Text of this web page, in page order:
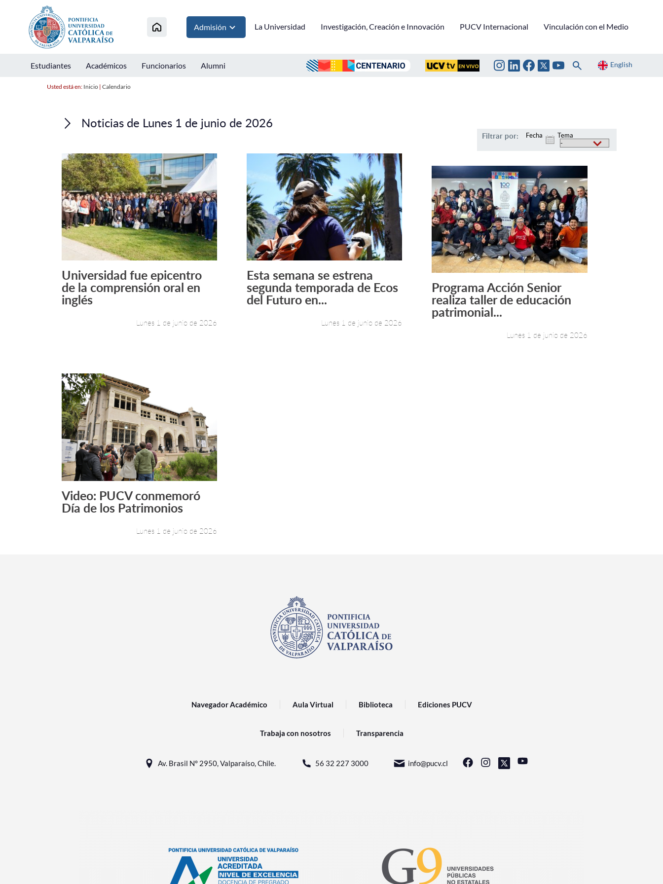
Admisión La Universidad Investigación, Creación e Innovación PUCV Internacional Vinculación con el Medio
Estudiantes Académicos Funcionarios Alumni English
Usted está en: Inicio| Calendario
Noticias de Lunes 1 de junio de 2026
Filtrar por: Fecha Tema
Leer más +
Universidad fue epicentro
de la comprensión oral en
inglés
Lunes 1 de junio de 2026
Leer más +
Esta semana se estrena
segunda temporada de Ecos
del Futuro en...
Lunes 1 de junio de 2026
Leer más +
Programa Acción Senior
realiza taller de educación
patrimonial...
Lunes 1 de junio de 2026
Leer más +
Video: PUCV conmemoró
Día de los Patrimonios
Lunes 1 de junio de 2026
Navegador Académico Aula Virtual Biblioteca Ediciones PUCV
Trabaja con nosotros Transparencia
Av. Brasil N° 2950, Valparaíso, Chile. 56 32 227 3000 info@pucv.cl